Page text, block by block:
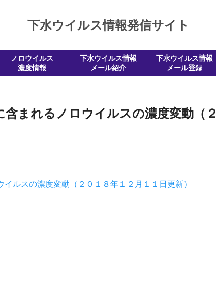
下水ウイルス情報発信サイト
ノロウイルス
濃度情報
下水ウイルス情報
メール紹介
下水ウイルス情報
メール登録
まれるノロウイルスの濃度変動（２
ルスの濃度変動（２０１８年１２月１１日更新）